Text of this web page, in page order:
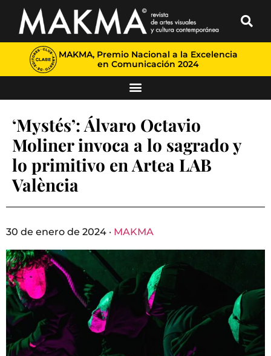
MAKMA, Premio Nacional a la Excelencia
en Comunicación 2024
‘Mystés’: Álvaro Octavio
Moliner invoca a lo sagrado y
lo primitivo en Artea LAB
València
30 de enero de 2024 · MAKMA